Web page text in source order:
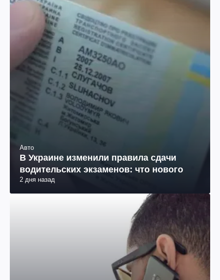
Авто
В Украине изменили правила сдачи
водительских экзаменов: что нового
2 дня назад